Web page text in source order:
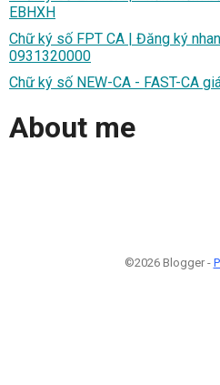
EBHXH
Chữ ký số FPT CA | Đăng ký
0931320000
Chữ ký số NEW-CA - FAST-CA
About me
©2026 Blogger -